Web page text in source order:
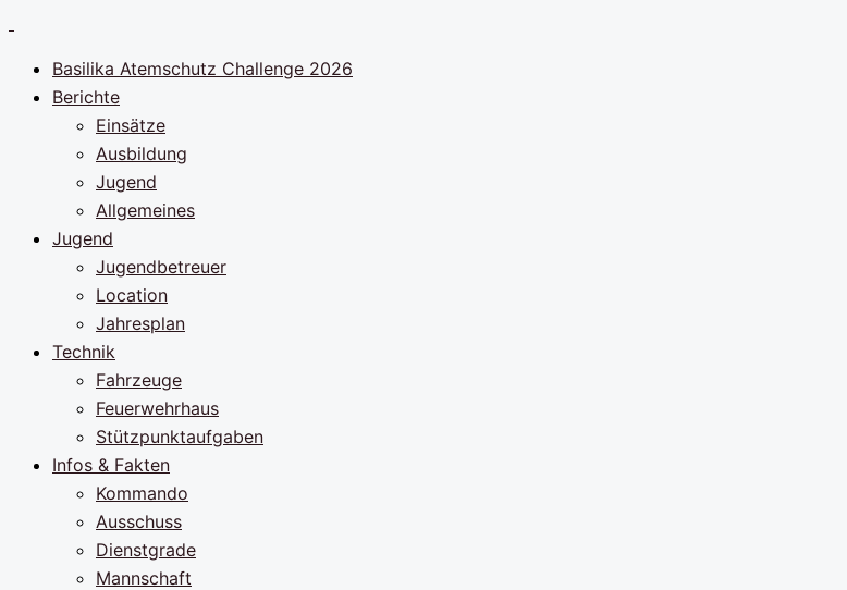
springenBasilika Atemschutz Challenge 2026
Berichte
Einsätze
Ausbildung
Jugend
Allgemeines
Jugend
Jugendbetreuer
Location
Jahresplan
Technik
Fahrzeuge
Feuerwehrhaus
Stützpunktaufgaben
Infos & Fakten
Kommando
Ausschuss
Dienstgrade
Mannschaft